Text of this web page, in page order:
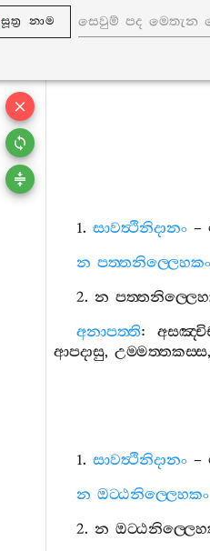
සූත්‍ර නාම
1. සාවත්‍ථිනිදානං–
න පත‍්තනිල‍්ලෙහකං
2. න
අනාපත‍්ති:
ආපදාසු, උම‍්මත‍්තකස‍්ස,
1. සාවත්‍ථිනිදානං–
න ඔට‍්ඨනිල‍්ලෙහකං
2. න